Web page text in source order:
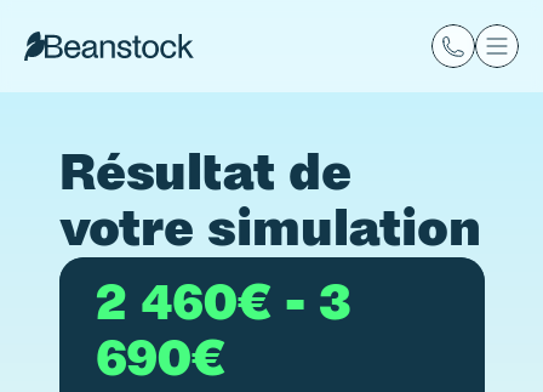
Résultat de
2 460€ - 3
690€